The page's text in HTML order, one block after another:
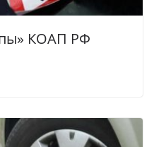
КОАП РФ